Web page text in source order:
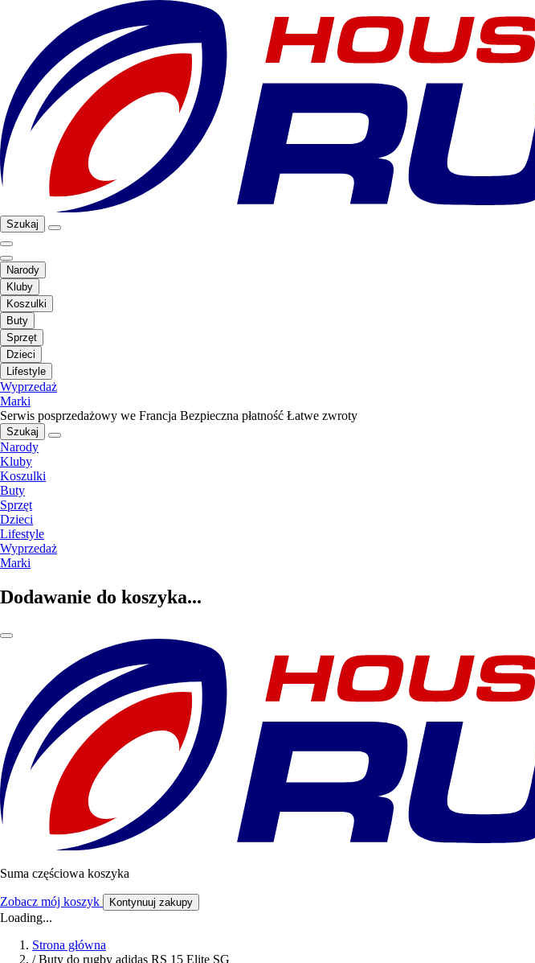
Szukaj
Narody
Kluby
Koszulki
Buty
Sprzęt
Dzieci
Lifestyle
Wyprzedaż
Marki
Serwis posprzedażowy we Francja Bezpieczna płatność Łatwe zwroty
Szukaj
Narody
Kluby
Koszulki
Buty
Sprzęt
Dzieci
Lifestyle
Wyprzedaż
Marki
Dodawanie do koszyka...
Suma częściowa koszyka
Zobacz mój koszyk Kontynuuj zakupy
Loading...
Strona główna
/ Buty do rugby adidas RS 15 Elite SG